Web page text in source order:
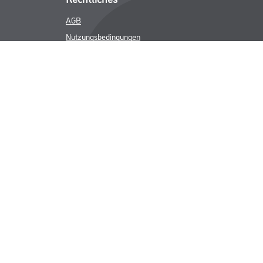
AGB
Nutzungsbedingungen